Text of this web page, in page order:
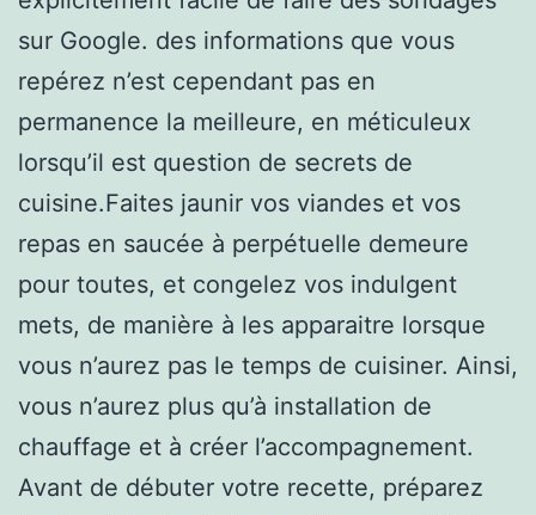
sur Google. des informations que vous
repérez n’est cependant pas en
permanence la meilleure, en méticuleux
lorsqu’il est question de secrets de
cuisine.Faites jaunir vos viandes et vos
repas en saucée à perpétuelle demeure
pour toutes, et congelez vos indulgent
mets, de manière à les apparaitre lorsque
vous n’aurez pas le temps de cuisiner. Ainsi,
vous n’aurez plus qu’à installation de
chauffage et à créer l’accompagnement.
Avant de débuter votre recette, préparez